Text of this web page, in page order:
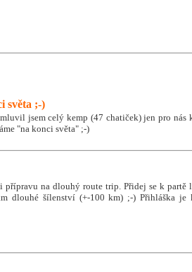
světa ;-)
jsem celý kemp (47 chatiček) jen pro
"na konci světa" ;-)
přípravu na dlouhý route trip. Přidej se k partě
dlouhé šílenství (+-100 km) ;-) Přihláška je